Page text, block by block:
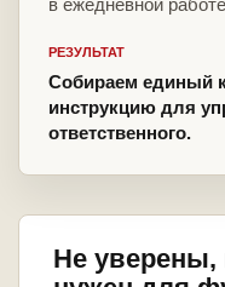
в ежедневной
РЕЗУЛЬТАТ
Собираем единый
инструкцию для
ответственного.
Не уверены,